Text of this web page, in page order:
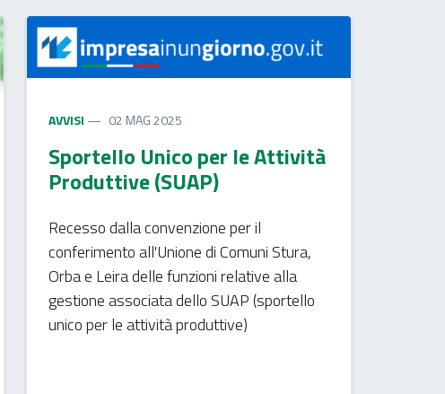
AVVISI 02 MAG 2025
Sportello Unico per le Attività
Produttive (SUAP)
Recesso dalla convenzione per il
conferimento all'Unione di Comuni Stura,
Orba e Leira delle funzioni relative alla
gestione associata dello SUAP (sportello
unico per le attività produttive)